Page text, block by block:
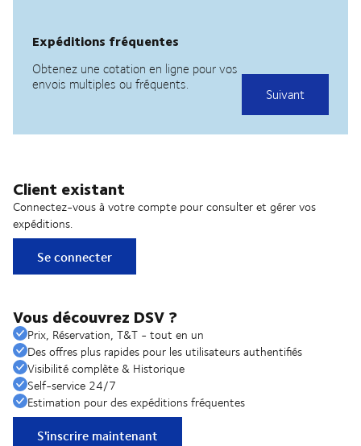
Client existant
Connectez-vous à votre compte pour consulter et gérer vos
expéditions.
Se connecter
Vous découvrez DSV ?
Prix, Réservation, T&T - tout en un
Des offres plus rapides pour les utilisateurs authentifiés
Visibilité complète & Historique
Self-service 24/7
Estimation pour des expéditions fréquentes
S'inscrire maintenant